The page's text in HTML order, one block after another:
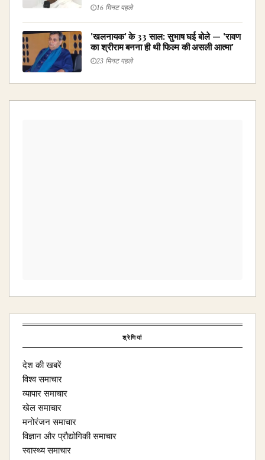
16 मिनट पहले
'खलनायक' के 33 साल: सुभाष घई बोले — 'रावण
का श्रीराम बनना ही थी फिल्म की असली आत्मा'
23 मिनट पहले
श्रेणियां
देश की खबरें
विश्व समाचार
व्यापार समाचार
खेल समाचार
मनोरंजन समाचार
विज्ञान और प्रौद्योगिकी समाचार
स्वास्थ्य समाचार